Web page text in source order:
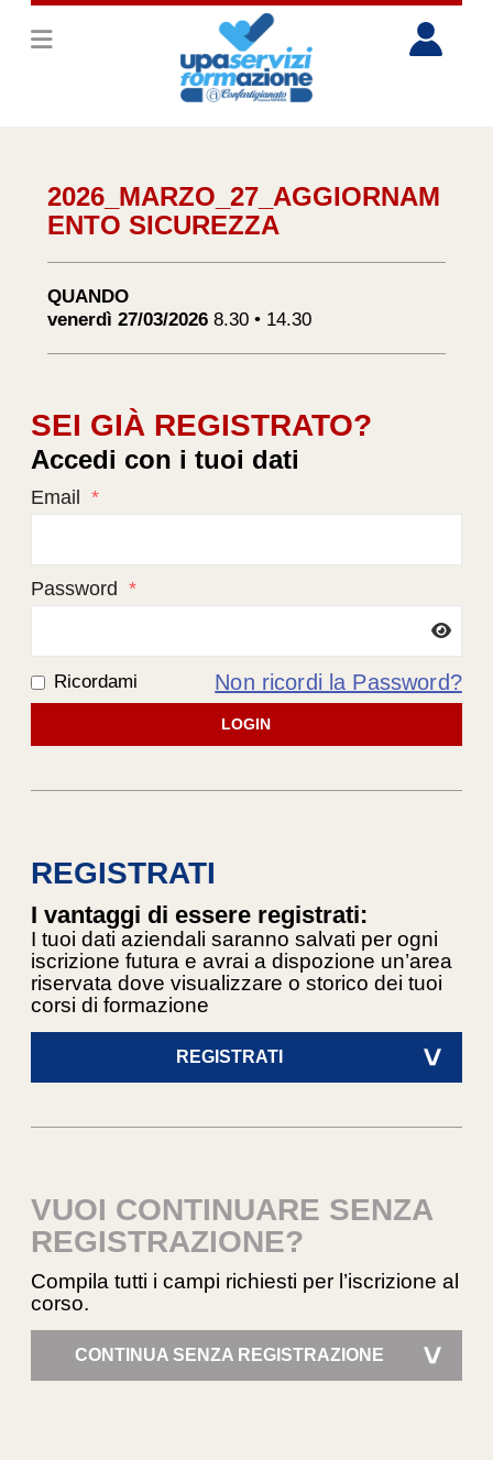
2026_MARZO_27_AGGIORNAM
ENTO SICUREZZA
QUANDO
venerdì 27/03/2026 8.30 • 14.30
SEI GIÀ REGISTRATO?
Accedi con i tuoi dati
Email *
Password *
Ricordami Non ricordi la Password?
LOGIN
REGISTRATI
I vantaggi di essere registrati:
I tuoi dati aziendali saranno salvati per ogni
iscrizione futura e avrai a dispozione un’area
riservata dove visualizzare o storico dei tuoi
corsi di formazione
REGISTRATI >
VUOI CONTINUARE SENZA
REGISTRAZIONE?
Compila tutti i campi richiesti per l’iscrizione al
corso.
CONTINUA SENZA REGISTRAZIONE >